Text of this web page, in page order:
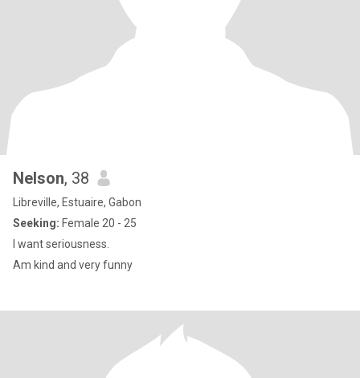
Nelson, 38
Libreville, Estuaire, Gabon
Seeking: Female 20 - 25
I want seriousness.
Am kind and very funny